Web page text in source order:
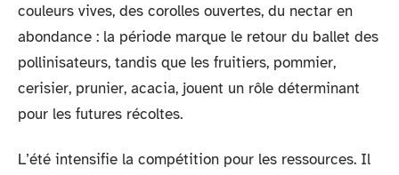
couleurs vives, des corolles ouvertes, du nectar en
abondance : la période marque le retour du ballet des
pollinisateurs, tandis que les fruitiers, pommier,
cerisier, prunier, acacia, jouent un rôle déterminant
pour les futures récoltes.
L’été intensifie la compétition pour les ressources. Il